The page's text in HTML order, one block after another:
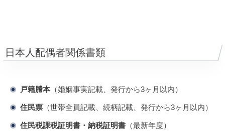
日本人配偶者関係書類
戸籍謄本（婚姻事実記載、発行から3ヶ月以内）
住民票 （世帯全員記載、続柄記載、発行から3ヶ月以内）
住民税課税証明書・納税証明書 （最新年度）